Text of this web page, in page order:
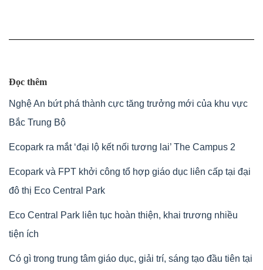
Đọc thêm
Nghệ An bứt phá thành cực tăng trưởng mới của khu vực
Bắc Trung Bộ
Ecopark ra mắt ‘đại lộ kết nối tương lai’ The Campus 2
Ecopark và FPT khởi công tổ hợp giáo dục liên cấp tại đại
đô thị Eco Central Park
Eco Central Park liên tục hoàn thiện, khai trương nhiều
tiện ích
Có gì trong trung tâm giáo dục, giải trí, sáng tạo đầu tiên tại